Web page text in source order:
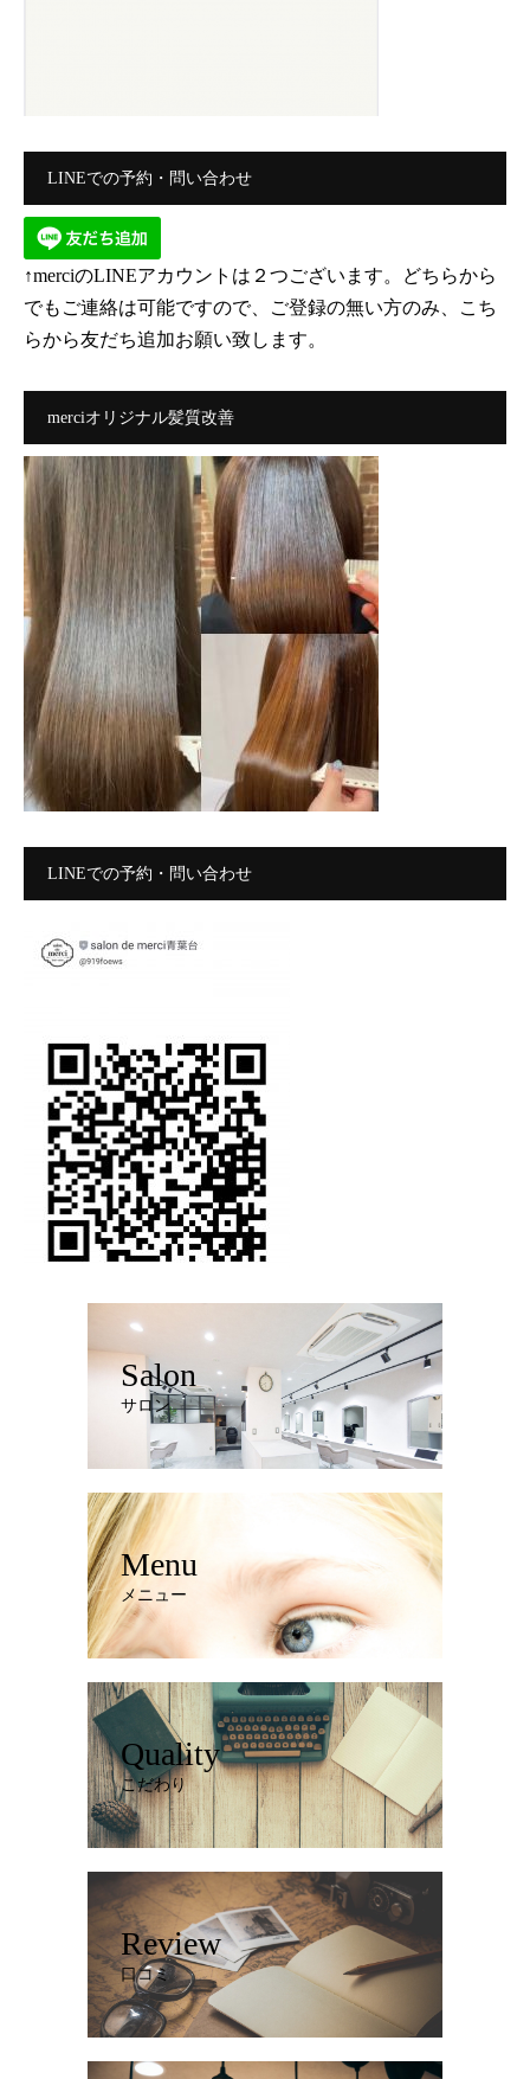
LINEでの予約・問い合わせ
↑merciのLINEアカウントは２つございます。どちらから
でもご連絡は可能ですので、ご登録の無い方のみ、こち
らから友だち追加お願い致します。
merciオリジナル髪質改善
LINEでの予約・問い合わせ
Salon
サロン
Menu
メニュー
Quality
こだわり
Review
口コミ